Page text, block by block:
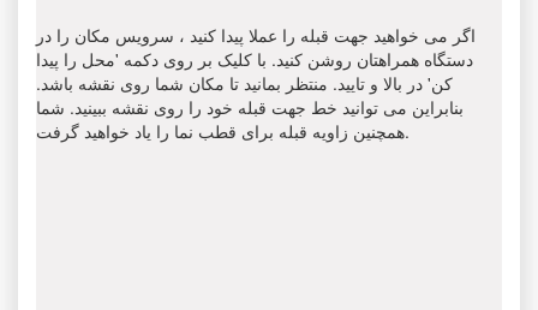
اگر می خواهید جهت قبله را عملا پیدا کنید ، سرویس مکان را در
دستگاه همراهتان روشن کنید. با کلیک بر روی دکمه 'محل را پیدا
کن' در بالا و تایید. منتظر بمانید تا مکان شما روی نقشه باشد.
بنابراین می توانید خط جهت قبله خود را روی نقشه ببینید. شما
همچنین زاویه قبله برای قطب نما را یاد خواهید گرفت.